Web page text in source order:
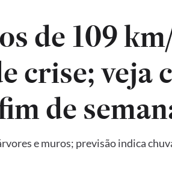
de 109
crise; veja
de
e muros; previsão indica